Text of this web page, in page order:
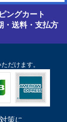
ングカート
・送料・支払方
だけます。
策に